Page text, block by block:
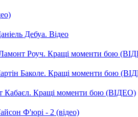
Дебуа. Відео
Роуч. Кращі моменти бою
Баколе. Кращі моменти бою
Кабаєл. Кращі моменти бою (ВІДЕО)
Ф'юрі - 2 (відео)